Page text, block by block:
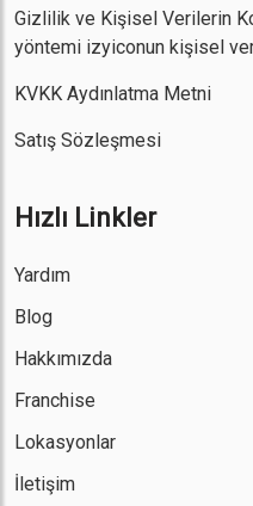
Gizlilik ve Kişisel Verilerin
yöntemi izyiconun kişisel
KVKK Aydınlatma Metni
Satış Sözleşmesi
Hızlı Linkler
Yardım
Blog
Hakkımızda
Franchise
Lokasyonlar
İletişim